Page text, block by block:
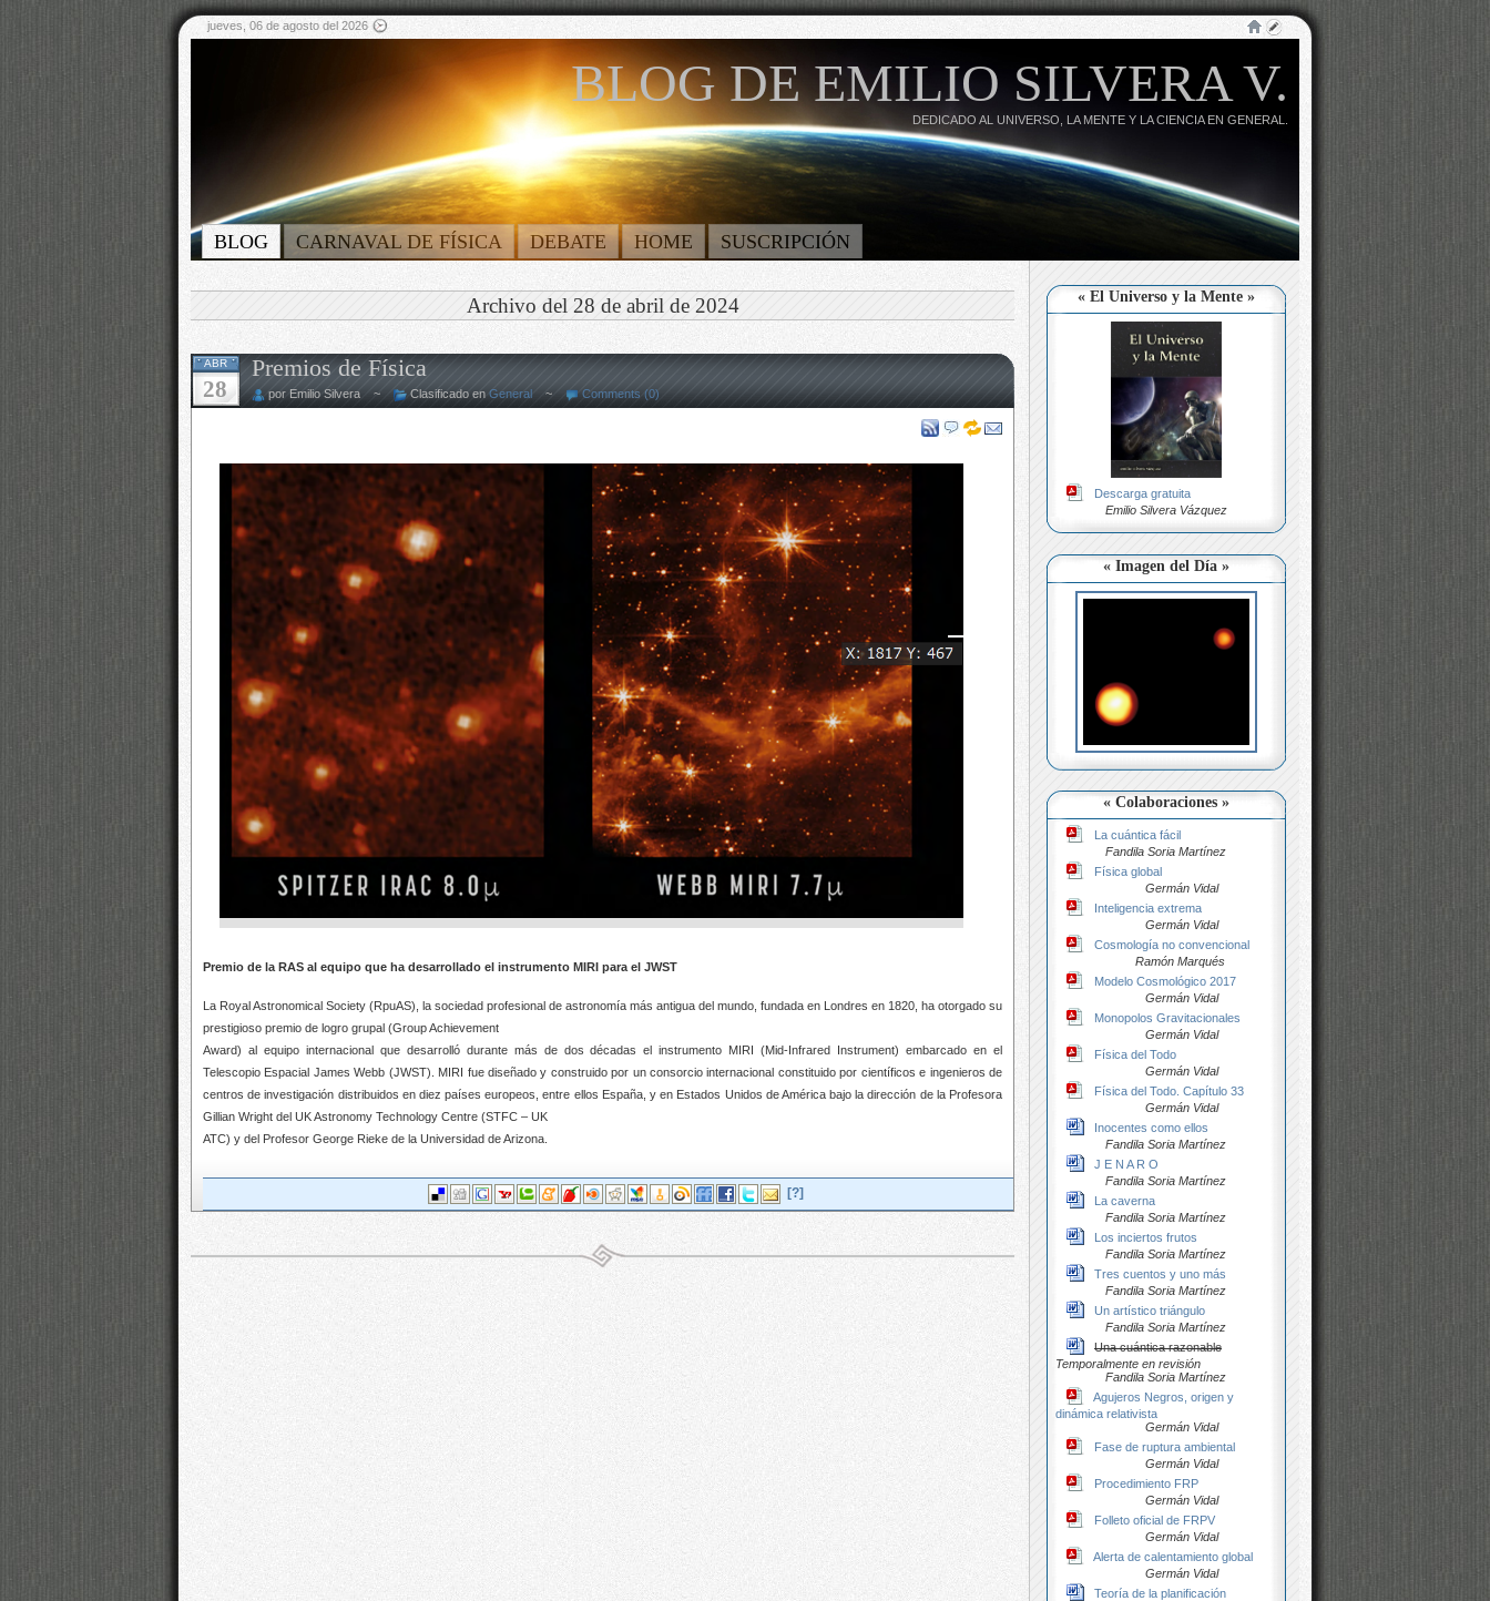
jueves, 06 de agosto del 2026
BLOG DE EMILIO SILVERA V.
DEDICADO AL UNIVERSO, LA MENTE Y LA CIENCIA EN GENERAL.
BLOG CARNAVAL DE FÍSICA DEBATE HOME SUSCRIPCIÓN
« El Universo y la Mente »
Descarga gratuita
Emilio Silvera Vázquez
« Imagen del Día »
« Colaboraciones »
La cuántica fácil
Fandila Soria Martínez
Física global
Germán Vidal
Inteligencia extrema
Germán Vidal
Cosmología no convencional
Ramón Marqués
Modelo Cosmológico 2017
Germán Vidal
Monopolos Gravitacionales
Germán Vidal
Física del Todo
Germán Vidal
Física del Todo. Capítulo 33
Germán Vidal
Inocentes como ellos
Fandila Soria Martínez
J E N A R O
Fandila Soria Martínez
La caverna
Fandila Soria Martínez
Los inciertos frutos
Fandila Soria Martínez
Tres cuentos y uno más
Fandila Soria Martínez
Un artístico triángulo
Fandila Soria Martínez
Una cuántica razonable
Temporalmente en revisión
Fandila Soria Martínez
Agujeros Negros, origen y
dinámica relativista
Germán Vidal
Fase de ruptura ambiental
Germán Vidal
Procedimiento FRP
Germán Vidal
Folleto oficial de FRPV
Germán Vidal
Alerta de calentamiento global
Germán Vidal
Teoría de la planificación
Archivo del 28 de abril de 2024
ABR
28
Premios de Física
por Emilio Silvera ~ Clasificado en General ~ Comments (0)
Premio de la RAS al equipo que ha desarrollado el instrumento MIRI para el JWST
La Royal Astronomical Society (RpuAS), la sociedad profesional de astronomía más antigua del mundo, fundada en Londres en 1820, ha otorgado su
prestigioso premio de logro grupal (Group Achievement
Award) al equipo internacional que desarrolló durante más de dos décadas el instrumento MIRI (Mid-Infrared Instrument) embarcado en el
Telescopio Espacial James Webb (JWST). MIRI fue diseñado y construido por un consorcio internacional constituido por científicos e ingenieros de
centros de investigación distribuidos en diez países europeos, entre ellos España, y en Estados Unidos de América bajo la dirección de la Profesora
Gillian Wright del UK Astronomy Technology Centre (STFC – UK
ATC) y del Profesor George Rieke de la Universidad de Arizona.
[?]